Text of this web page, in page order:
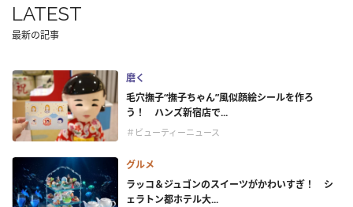
LATEST
最新の記事
磨く
毛穴撫子“撫子ちゃん”風似顔絵シールを作ろ
う！ ハンズ新宿店で...
＃ビューティーニュース
グルメ
ラッコ＆ジュゴンのスイーツがかわいすぎ！ シ
ェラトン都ホテル大...